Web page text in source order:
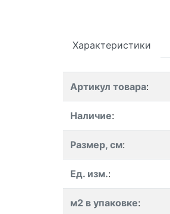
Характеристики
Артикул товара:
Наличие:
Размер, см:
Ед. изм.:
м2 в упаковке: